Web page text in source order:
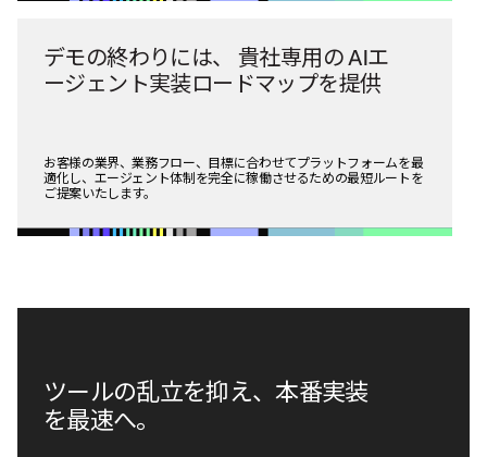
デモの終わりには、 貴社専用のAIエ
ージェント実装ロードマップを提供
お客様の業界、業務フロー、目標に合わせてプラットフォームを最
適化し、エージェント体制を完全に稼働させるための最短ルートを
ご提案いたします。
ツールの乱立を抑え、本番実装
を最速へ。